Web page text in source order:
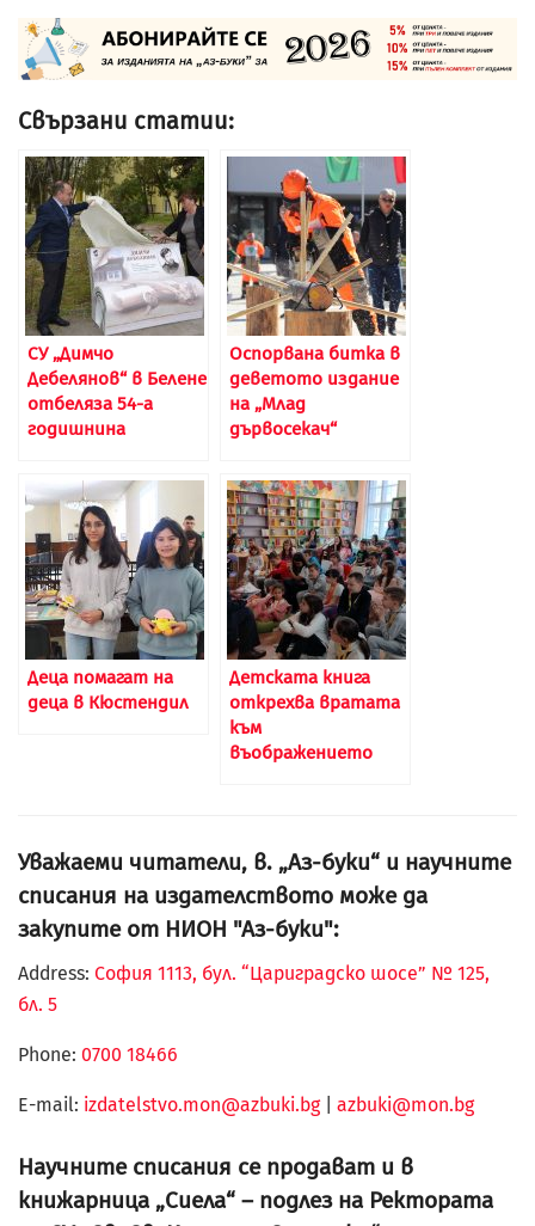
Свързани статии:
СУ „Димчо
Дебелянов“ в Белене
отбеляза 54-а
годишнина
Оспорвана битка в
деветото издание
на „Млад
дървосекач“
Деца помагат на
деца в Кюстендил
Детската книга
открехва вратата
към
въображението
Уважаеми читатели, в. „Аз-буки“ и научните
списания на издателството може да
закупите от НИОН "Аз-буки":
Address: София 1113, бул. “Цариградско шосе” № 125,
бл. 5
Phone: 0700 18466
Е-mail: izdatelstvo.mon@azbuki.bg| azbuki@mon.bg
Научните списания се продават и в
книжарница „Сиела“ – подлез на Ректората